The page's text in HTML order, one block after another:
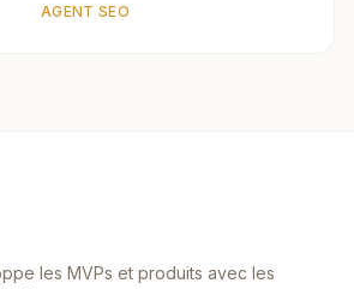
AGENT SEO
les MVPs et produits avec les